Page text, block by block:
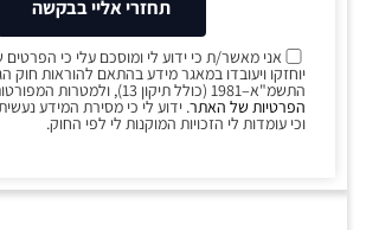
אני מאשר/ת כי ידוע לי ומוסכם עלי כי הפרטים
יוחזקו ויעובדו במאגר מידע בהתאם להוראות חוק
התשמ"א–1981 (כולל תיקון 13), ולמטרות המפורטות
הפרטיות של האתר. ידוע לי כי מסירת המידע
וכי עומדות לי הזכויות המוקנות לי לפי החוק.
תחזרי אליי בבקשה